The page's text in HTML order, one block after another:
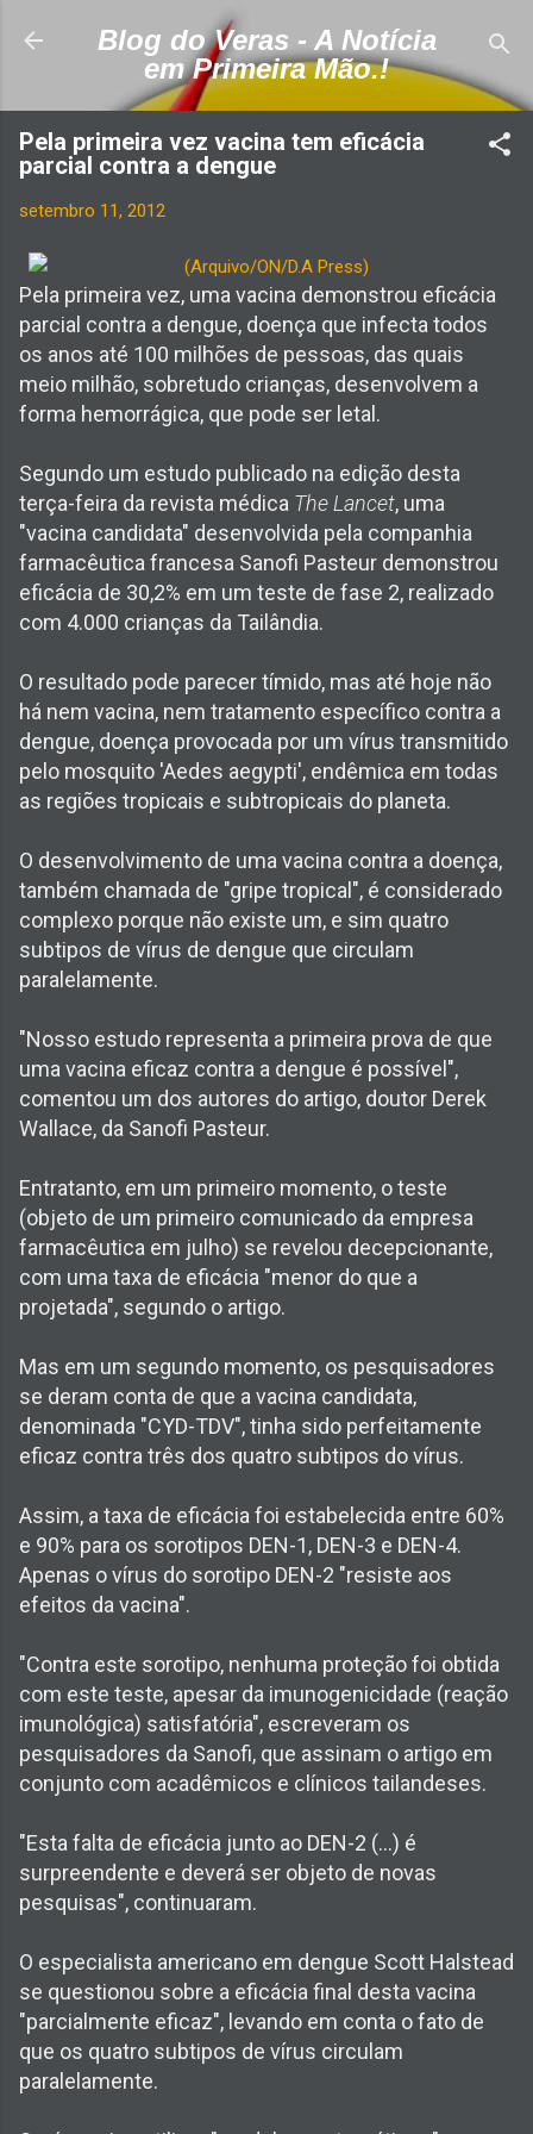
Pular para o conteúdo principal
Blog do Veras - A Notícia
em Primeira Mão.!
Pela primeira vez vacina tem eficácia
parcial contra a dengue
setembro 11, 2012
Pela primeira vez, uma vacina demonstrou eficácia
parcial contra a dengue, doença que infecta todos
os anos até 100 milhões de pessoas, das quais
meio milhão, sobretudo crianças, desenvolvem a
forma hemorrágica, que pode ser letal.
Segundo um estudo publicado na edição desta
terça-feira da revista médica The Lancet, uma
"vacina candidata" desenvolvida pela companhia
farmacêutica francesa Sanofi Pasteur demonstrou
eficácia de 30,2% em um teste de fase 2, realizado
com 4.000 crianças da Tailândia.
O resultado pode parecer tímido, mas até hoje não
há nem vacina, nem tratamento específico contra a
dengue, doença provocada por um vírus transmitido
pelo mosquito 'Aedes aegypti', endêmica em todas
as regiões tropicais e subtropicais do planeta.
O desenvolvimento de uma vacina contra a doença,
também chamada de "gripe tropical", é considerado
complexo porque não existe um, e sim quatro
subtipos de vírus de dengue que circulam
paralelamente.
"Nosso estudo representa a primeira prova de que
uma vacina eficaz contra a dengue é possível",
comentou um dos autores do artigo, doutor Derek
Wallace, da Sanofi Pasteur.
Entratanto, em um primeiro momento, o teste
(objeto de um primeiro comunicado da empresa
farmacêutica em julho) se revelou decepcionante,
com uma taxa de eficácia "menor do que a
projetada", segundo o artigo.
Mas em um segundo momento, os pesquisadores
se deram conta de que a vacina candidata,
denominada "CYD-TDV", tinha sido perfeitamente
eficaz contra três dos quatro subtipos do vírus.
Assim, a taxa de eficácia foi estabelecida entre 60%
e 90% para os sorotipos DEN-1, DEN-3 e DEN-4.
Apenas o vírus do sorotipo DEN-2 "resiste aos
efeitos da vacina".
"Contra este sorotipo, nenhuma proteção foi obtida
com este teste, apesar da imunogenicidade (reação
imunológica) satisfatória", escreveram os
pesquisadores da Sanofi, que assinam o artigo em
conjunto com acadêmicos e clínicos tailandeses.
"Esta falta de eficácia junto ao DEN-2 (...) é
surpreendente e deverá ser objeto de novas
pesquisas", continuaram.
O especialista americano em dengue Scott Halstead
se questionou sobre a eficácia final desta vacina
"parcialmente eficaz", levando em conta o fato de
que os quatro subtipos de vírus circulam
paralelamente.